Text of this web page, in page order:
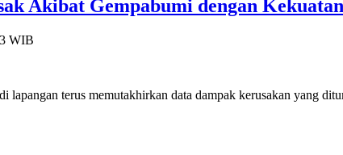
Akibat Gempabumi dengan
WIB
terus memutakhirkan data dampak kerusakan yang